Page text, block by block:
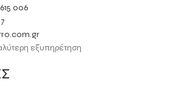
006
εξυπηρέτηση